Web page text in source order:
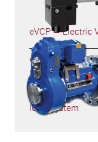
eVCP – Electric
eHydroCOM –
HydroCOM –
lungssystem